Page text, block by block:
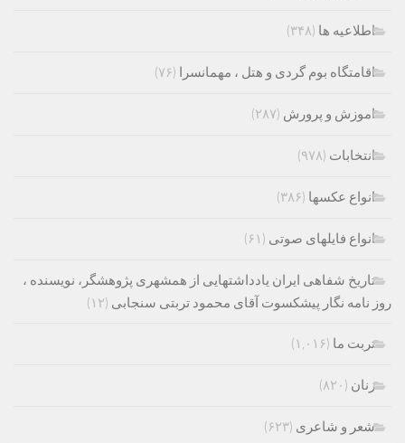
اطلاعیه ها (۳۴۸)
اقامتگاه بوم گردی و هتل ، مهمانسرا (۷۶)
اموزش و پرورش (۲۸۷)
انتخابات (۹۷۸)
انواع عکسها (۳۸۶)
انواع فایلهای صوتی (۶۱)
تاریخ شفاهی ایران یادداشتهایی از همشهری پژوهشگر، نویسنده ،
روز نامه نگار پیشکسوت آقای محمود تربتی سنجابی (۱۲)
تربت ما (۱,۰۱۶)
زنان (۸۲۰)
شعر و شاعری (۶۲۳)